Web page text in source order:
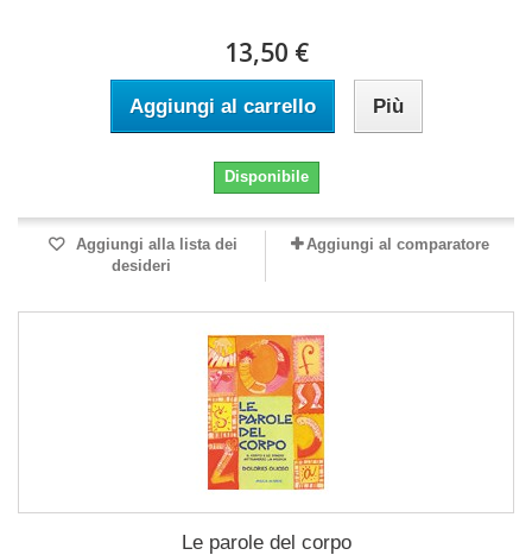
13,50 €
Aggiungi al carrello Più
Disponibile
Aggiungi alla lista dei
desideri
Aggiungi al comparatore
Le parole del corpo